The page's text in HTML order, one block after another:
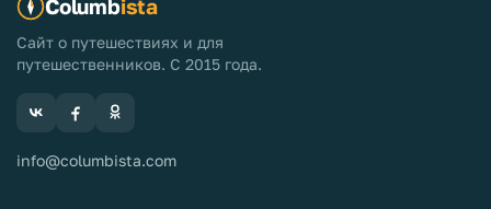
Columbista
Сайт о путешествиях и для
путешественников. С 2015 года.
info@columbista.com